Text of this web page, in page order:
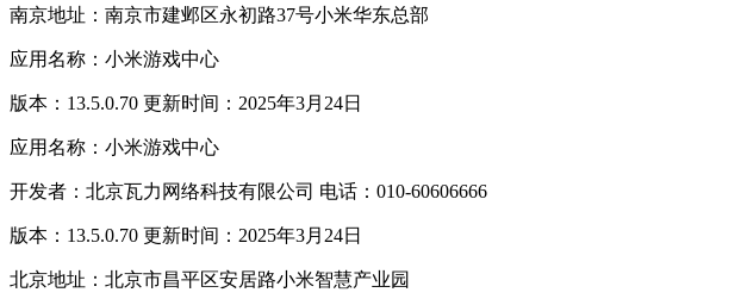
南京地址：南京市建邺区永初路37号小米华东总部
应用名称：小米游戏中心
版本：13.5.0.70 更新时间：2025年3月24日
应用名称：小米游戏中心
开发者：北京瓦力网络科技有限公司 电话：010-60606666
版本：13.5.0.70 更新时间：2025年3月24日
北京地址：北京市昌平区安居路小米智慧产业园